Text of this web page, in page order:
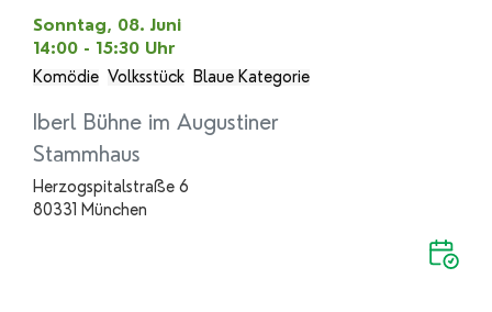
Sonntag, 08. Juni
14:00 - 15:30 Uhr
Komödie Volksstück Blaue Kategorie
Iberl Bühne im Augustiner
Stammhaus
Herzogspitalstraße 6
80331 München